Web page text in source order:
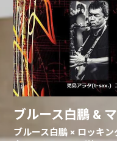
ブルース白鵬 &
ブルース白鵬 × ロッキ